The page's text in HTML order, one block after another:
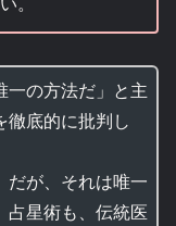
一の方法だ」と主
徹底的に批判し
だが、それは唯一
占星術も、伝統医